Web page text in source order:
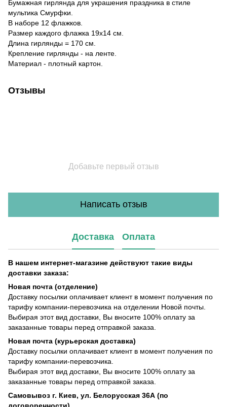
Бумажная гирлянда для украшения праздника в стиле
мультика Смурфки.
В наборе 12 флажков.
Размер каждого флажка 19х14 см.
Длина гирлянды = 170 см.
Крепление гирлянды - на ленте.
Материал - плотный картон.
Отзывы
Добавьте первый отзыв
Написать отзыв
Доставка Оплата
В нашем интернет-магазине действуют такие виды
доставки заказа:
Новая почта (отделение)
Доставку посылки оплачивает клиент в момент получения по
тарифу компании-перевозчика на отделении Новой почты.
Выбирая этот вид доставки, Вы вносите 100% оплату за
заказанные товары перед отправкой заказа.
Новая почта (курьерская доставка)
Доставку посылки оплачивает клиент в момент получения по
тарифу компании-перевозчика.
Выбирая этот вид доставки, Вы вносите 100% оплату за
заказанные товары перед отправкой заказа.
Самовывоз г. Киев, ул. Белорусская 36А (по
договоренности)